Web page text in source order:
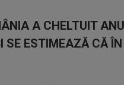
A CHELTUIT
SE ESTIMEAZĂ CĂ